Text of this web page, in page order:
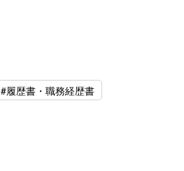
#履歴書・職務経歴書